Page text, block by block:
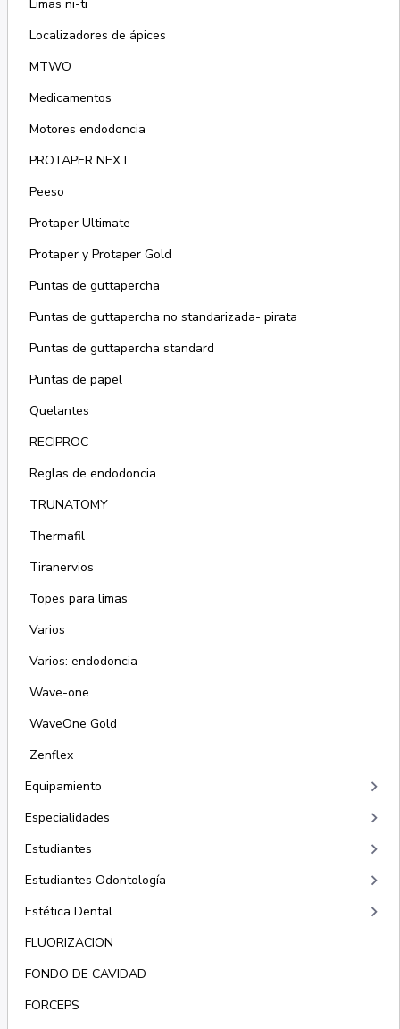
Limas ni-ti
Localizadores de ápices
MTWO
Medicamentos
Motores endodoncia
PROTAPER NEXT
Peeso
Protaper Ultimate
Protaper y Protaper Gold
Puntas de guttapercha
Puntas de guttapercha no standarizada- pirata
Puntas de guttapercha standard
Puntas de papel
Quelantes
RECIPROC
Reglas de endodoncia
TRUNATOMY
Thermafil
Tiranervios
Topes para limas
Varios
Varios: endodoncia
Wave-one
WaveOne Gold
Zenflex
Equipamiento
keyboard_arrow_right
Especialidades keyboard_arrow_right
Estudiantes keyboard_arrow_right
Estudiantes Odontología keyboard_arrow_right
Estética Dental keyboard_arrow_right
FLUORIZACION
FONDO DE CAVIDAD
FORCEPS